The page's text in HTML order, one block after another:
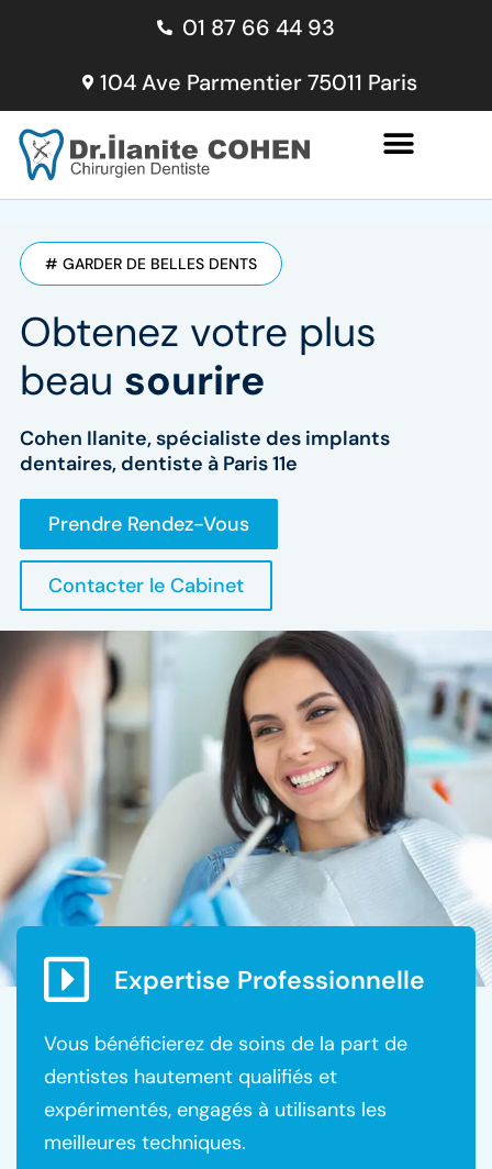
01 87 66 44 93
104 Ave Parmentier 75011 Paris
# GARDER DE BELLES DENTS
Obtenez votre plus
beau sourire
Cohen Ilanite, spécialiste des implants
dentaires, dentiste à Paris 11e
Prendre Rendez-Vous
Contacter le Cabinet
Expertise Professionnelle
Vous bénéficierez de soins de la part de
dentistes hautement qualifiés et
expérimentés, engagés à utilisants les
meilleures techniques.